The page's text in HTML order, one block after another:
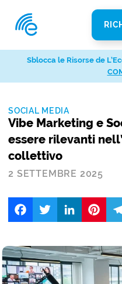
SOCIAL MEDIA
Vibe Marketing e
essere rilevanti
collettivo
2 SETTEMBRE 2025
FacebookTwitter LinkedIn
Sblocca le Risorse de